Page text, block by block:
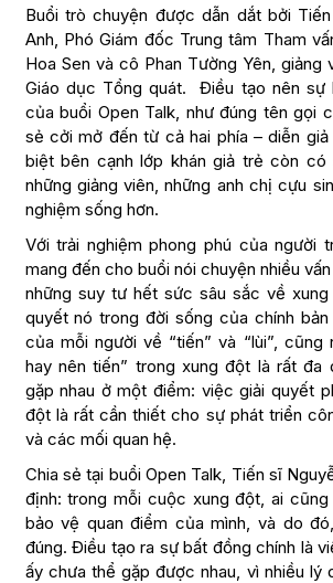
Buổi trò chuyện được dẫn dắt bởi
Anh, Phó Giám đốc Trung tâm Tham
Hoa Sen và cô Phan Tường Yên, giảng
Giáo dục Tổng quát. Điều tạo nên sự
của buổi Open Talk, như đúng tên gọi
sẻ cởi mở đến từ cả hai phía – diễn giả
biệt bên cạnh lớp khán giả trẻ còn
những giảng viên, những anh chị cựu
nghiệm sống hơn.
Với trải nghiệm phong phú của người
mang đến cho buổi nói chuyện nhiều
những suy tư hết sức sâu sắc về
quyết nó trong đời sống của chính bản
của mỗi người về “tiến” và “lùi”, cũng
hay nên tiến” trong xung đột là rất đa
gặp nhau ở một điểm: việc giải quyết
đột là rất cần thiết cho sự phát triển
và các mối quan hệ.
Chia sẻ tại buổi Open Talk, Tiến sĩ
định: trong mỗi cuộc xung đột, ai
bảo vệ quan điểm của mình, và do
đúng. Điều tạo ra sự bất đồng chính là
ấy chưa thể gặp được nhau, vì nhiều lý